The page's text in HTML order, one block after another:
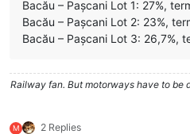
Bacău – Pașcani Lot 1: 27%,
Bacău – Pașcani Lot 2: 23%,
Bacău – Pașcani Lot 3: 26,7%,
Railway fan. But motorways have to be
M 2 Replies